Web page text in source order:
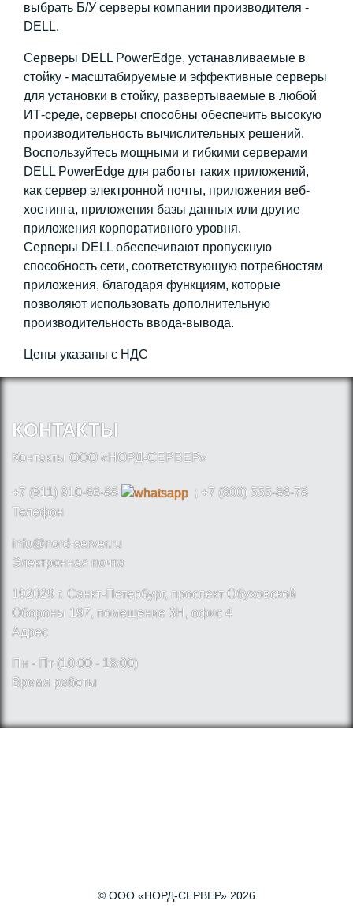
выбрать Б/У серверы компании производителя -
DELL.
Серверы DELL PowerEdge, устанавливаемые в
стойку - масштабируемые и эффективные серверы
для установки в стойку, развертываемые в любой
ИТ-среде, серверы способны обеспечить высокую
производительность вычислительных решений.
Воспользуйтесь мощными и гибкими серверами
DELL PowerEdge для работы таких приложений,
как сервер электронной почты, приложения веб-
хостинга, приложения базы данных или другие
приложения корпоративного уровня.
Серверы DELL обеспечивают пропускную
способность сети, соответствующую потребностям
приложения, благодаря функциям, которые
позволяют использовать дополнительную
производительность ввода-вывода.
Цены указаны с НДС
КОНТАКТЫ
Контакты ООО «НОРД-СЕРВЕР»
+7 (911) 910-66-88
; +7 (800) 555-86-78
Телефон
info@nord-server.ru
Электронная почта
192029 г. Санкт-Петербург, проспект Обуховской
Обороны 197, помещение 3Н, офис 4
Адрес
Пн - Пт (10:00 - 18:00)
Время работы
© ООО «НОРД-СЕРВЕР» 2026